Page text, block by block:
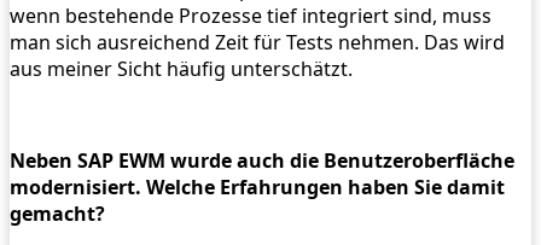
wenn bestehende Prozesse tief integriert sind, muss
man sich ausreichend Zeit für Tests nehmen. Das wird
aus meiner Sicht häufig unterschätzt.
Neben SAP EWM wurde auch die Benutzeroberfläche
modernisiert. Welche Erfahrungen haben Sie damit
gemacht?